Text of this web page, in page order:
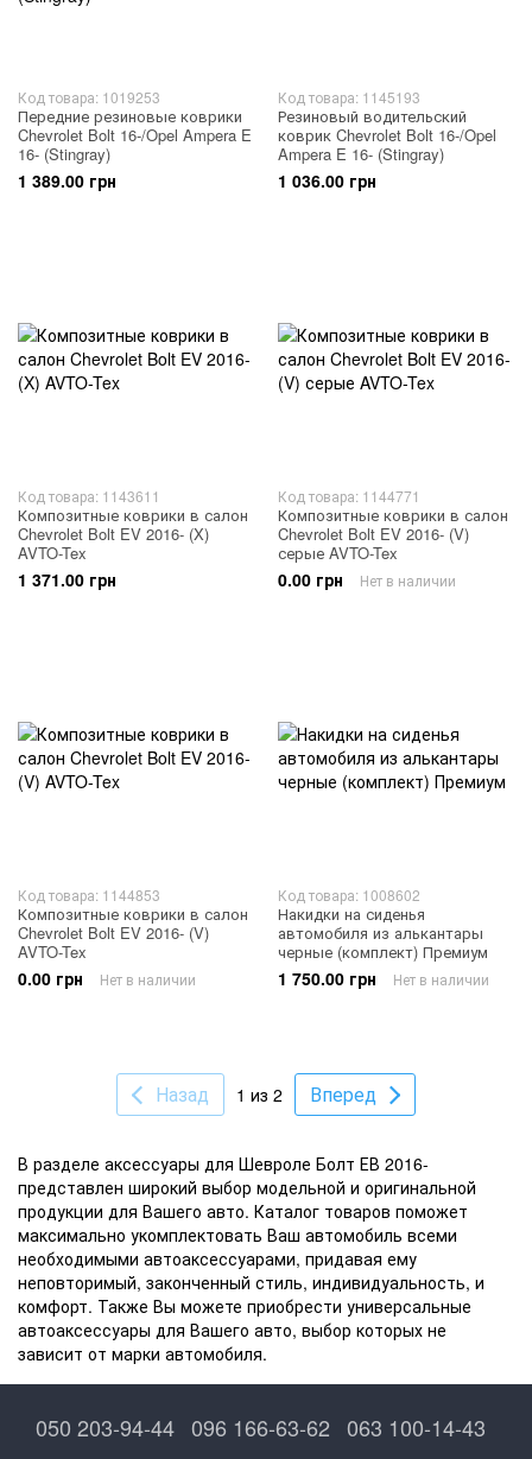
Код товара: 1019253
Передние резиновые коврики
Chevrolet Bolt 16-/Opel Ampera E
16- (Stingray)
1 389.00 грн
Код товара: 1145193
Резиновый водительский
коврик Chevrolet Bolt 16-/Opel
Ampera E 16- (Stingray)
1 036.00 грн
Код товара: 1143611
Композитные коврики в салон
Chevrolet Bolt EV 2016- (X)
AVTO-Tex
1 371.00 грн
Код товара: 1144771
Композитные коврики в салон
Chevrolet Bolt EV 2016- (V)
серые AVTO-Tex
0.00 грн Нет в наличии
Код товара: 1144853
Композитные коврики в салон
Chevrolet Bolt EV 2016- (V)
AVTO-Tex
0.00 грн Нет в наличии
Код товара: 1008602
Накидки на сиденья
автомобиля из алькантары
черные (комплект) Премиум
1 750.00 грн Нет в наличии
Назад 1 из 2 Вперед
В разделе аксессуары для Шевроле Болт ЕВ 2016-
представлен широкий выбор модельной и оригинальной
продукции для Вашего авто. Каталог товаров поможет
максимально укомплектовать Ваш автомобиль всеми
необходимыми автоаксессуарами, придавая ему
неповторимый, законченный стиль, индивидуальность, и
комфорт. Также Вы можете приобрести универсальные
автоаксессуары для Вашего авто, выбор которых не
зависит от марки автомобиля.
050 203-94-44 096 166-63-62 063 100-14-43